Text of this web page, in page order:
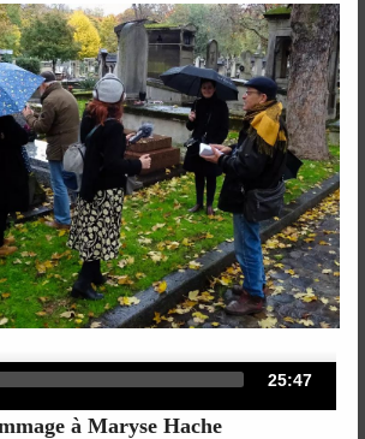
Audio
Player
Total
25:47
à Maryse Hache